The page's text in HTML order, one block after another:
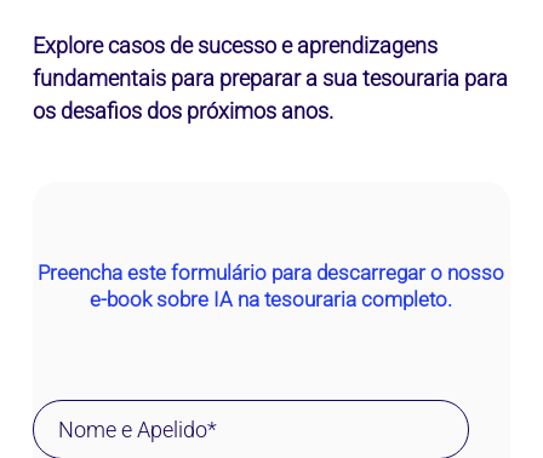
Explore casos de sucesso e aprendizagens
fundamentais para preparar a sua tesouraria para
os desafios dos próximos anos.
Preencha este formulário para descarregar o nosso
e-book sobre IA na tesouraria completo.